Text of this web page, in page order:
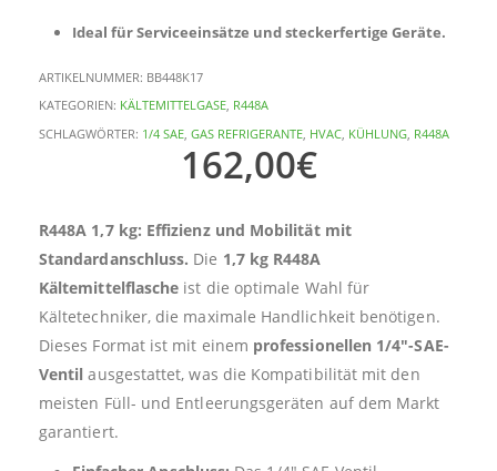
Ideal für Serviceeinsätze und steckerfertige Geräte.
ARTIKELNUMMER: BB448K17
KATEGORIEN: KÄLTEMITTELGASE, R448A
SCHLAGWÖRTER: 1/4 SAE, GAS REFRIGERANTE, HVAC, KÜHLUNG, R448A
162,00€
R448A 1,7 kg: Effizienz und Mobilität mit
Standardanschluss. Die 1,7 kg R448A
Kältemittelflasche ist die optimale Wahl für
Kältetechniker, die maximale Handlichkeit benötigen.
Dieses Format ist mit einem professionellen 1/4″-SAE-
Ventil ausgestattet, was die Kompatibilität mit den
meisten Füll- und Entleerungsgeräten auf dem Markt
garantiert.